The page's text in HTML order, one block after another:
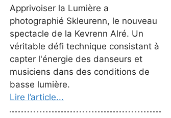
Apprivoiser la Lumière a
photographié Skleurenn, le nouveau
spectacle de la Kevrenn Alré. Un
véritable défi technique consistant à
capter l'énergie des danseurs et
musiciens dans des conditions de
basse lumière.
Lire l’article...